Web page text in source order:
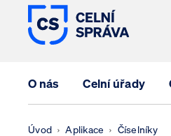
O nás Celní úřady
Úvod Aplikace Číselníky